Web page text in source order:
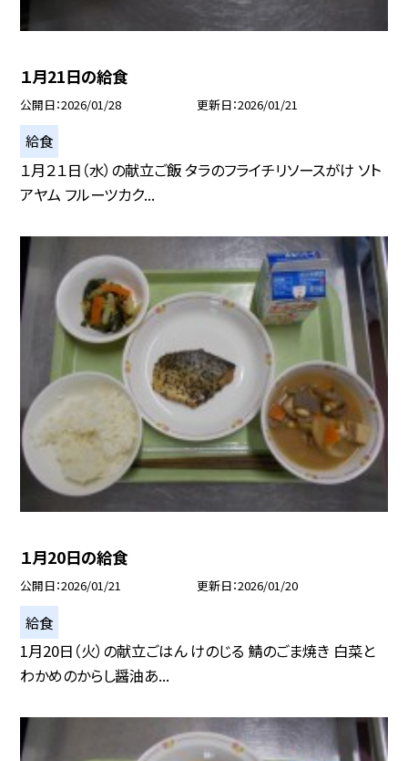
１月21日の給食
公開日 2026/01/28 更新日 2026/01/21
給食
１月２１日（水）の献立ご飯 タラのフライチリソースがけ ソト
アヤム フルーツカク...
１月20日の給食
公開日 2026/01/21 更新日 2026/01/20
給食
1月20日（火）の献立ごはん けのじる 鯖のごま焼き 白菜と
わかめのからし醤油あ...